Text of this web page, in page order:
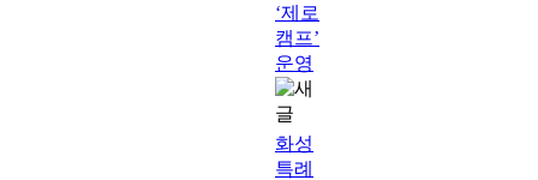
‘제로
캠프’
운영
화성
특례